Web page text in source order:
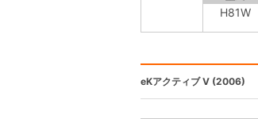
H81W
eKアクティブV (2006)